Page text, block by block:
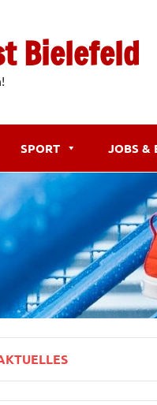
Bielefeld
SPORT JOBS &